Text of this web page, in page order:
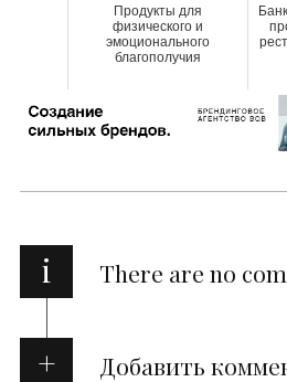
Продукты для
физического и
эмоционального
благополучия
i There are no
Добавить